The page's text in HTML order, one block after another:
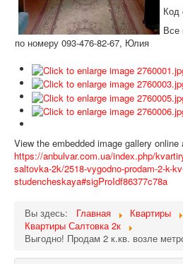
Код
Все
по номеру 093-476-82-67, Юлия
View the embedded image gallery online
https://anbulvar.com.ua/index.php/
saltovka-2k/2518-vygodno-prodam-2-k-
studencheskaya#sigProIdf86377c78a
Вы здесь: Главная Квартиры
Квартиры Салтовка 2к
Выгодно! Продам 2 к.кв. возле